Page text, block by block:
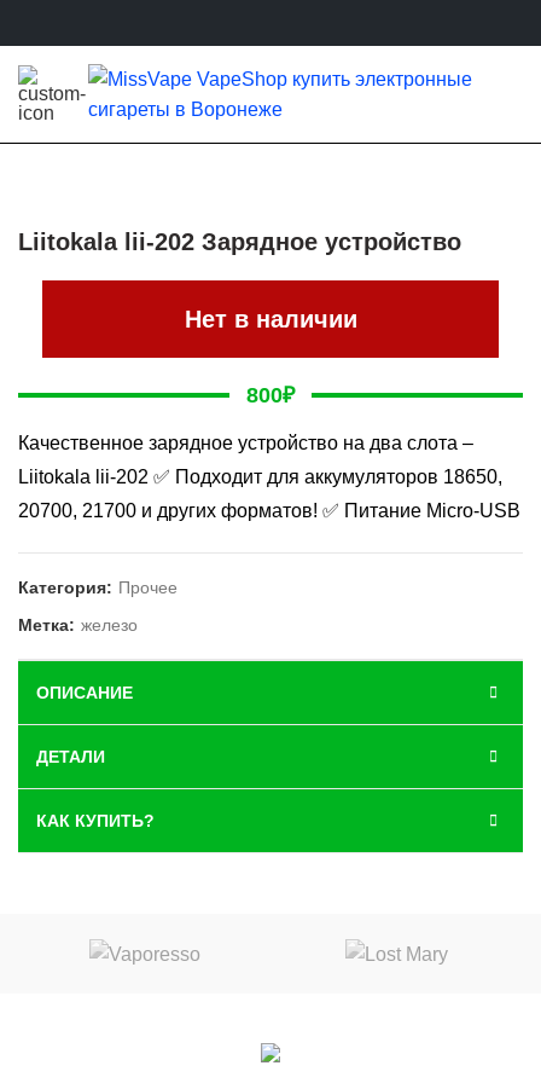
Liitokala lii-202 Зарядное устройство
Нет в наличии
800₽
Качественное зарядное устройство на два слота –
Liitokala lii-202 ✅ Подходит для аккумуляторов 18650,
20700, 21700 и других форматов! ✅ Питание Micro-USB
Категория: Прочее
Метка: железо
ОПИСАНИЕ
ДЕТАЛИ
КАК КУПИТЬ?